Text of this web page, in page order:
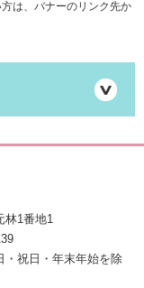
は、バナーのリンク先か
林1番地1
・祝日・年末年始を除